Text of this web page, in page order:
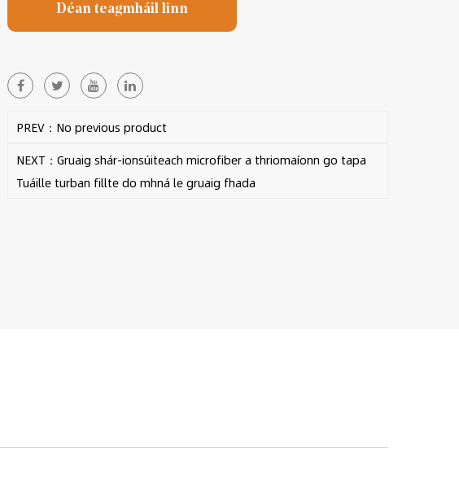
Déan teagmháil linn
PREV：No previous product
NEXT：Gruaig shár-ionsúiteach microfiber a thriomaíonn go tapa
Tuáille turban fillte do mhná le gruaig fhada